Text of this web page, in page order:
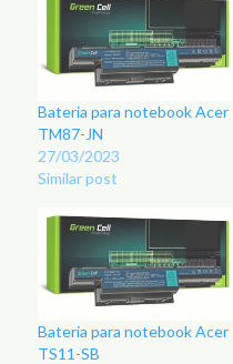
Bateria para notebook Acer
TM87-JN
27/03/2023
Similar post
Bateria para notebook Acer
TS11-SB